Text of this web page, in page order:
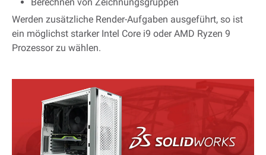
Werden zusätzliche Render-Aufgaben ausgeführt, so ist
ein möglichst starker Intel Core i9 oder AMD Ryzen 9
Prozessor zu wählen.